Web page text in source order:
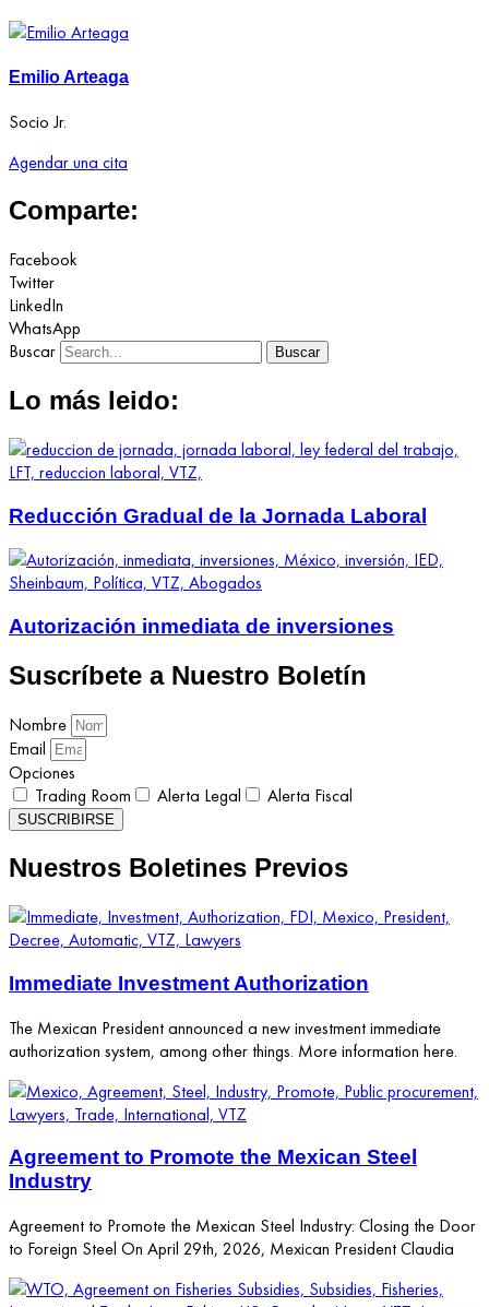
Emilio Arteaga
Socio Jr.
Agendar una cita
Comparte:
Facebook
Twitter
LinkedIn
WhatsApp
Buscar
Buscar
Lo más leido:
Reducción Gradual de la Jornada Laboral
Autorización inmediata de inversiones
Suscríbete a Nuestro Boletín
Nombre
Email
Opciones
Trading Room
Alerta Legal Alerta Fiscal
SUSCRIBIRSE
Nuestros Boletines Previos
Immediate Investment Authorization
The Mexican President announced a new investment immediate
authorization system, among other things. More information here.
Agreement to Promote the Mexican Steel
Industry
Agreement to Promote the Mexican Steel Industry: Closing the Door
to Foreign Steel On April 29th, 2026, Mexican President Claudia